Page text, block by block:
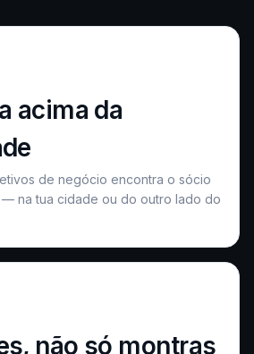
acima da
de negócio encontra o sócio
na tua cidade ou do outro lado do
não só montras